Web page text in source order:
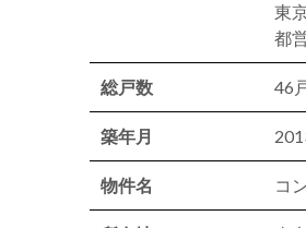
東
都
総戸数 46
築年月
物件名 コ